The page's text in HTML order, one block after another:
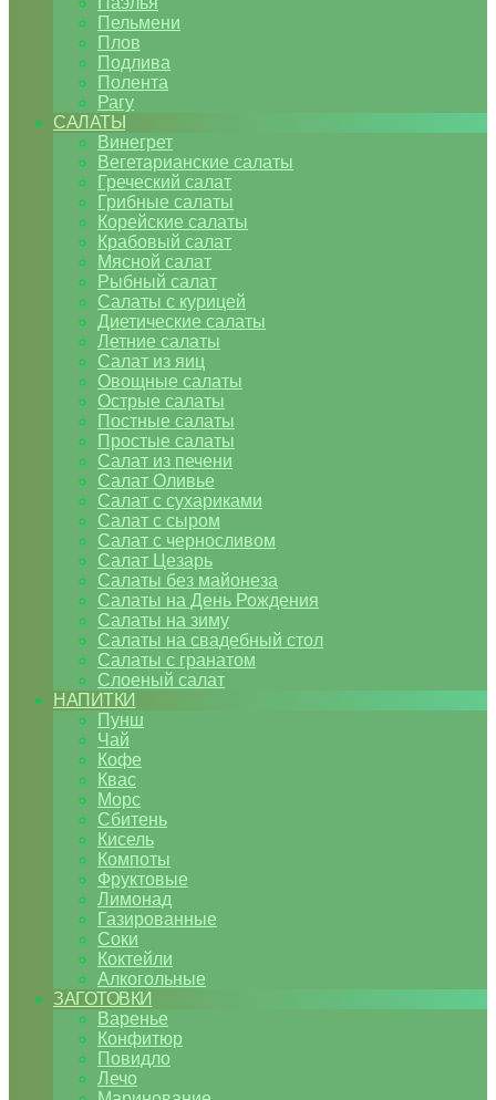
Пельмени
Плов
Подлива
Полента
Рагу
САЛАТЫ
Винегрет
Вегетарианские салаты
Греческий салат
Грибные салаты
Корейские салаты
Крабовый салат
Мясной салат
Рыбный салат
Салаты с курицей
Диетические салаты
Летние салаты
Салат из яиц
Овощные салаты
Острые салаты
Постные салаты
Простые салаты
Салат из печени
Салат Оливье
Салат с сухариками
Салат с сыром
Салат с черносливом
Салат Цезарь
Салаты без майонеза
Салаты на День Рождения
Салаты на зиму
Салаты на свадебный стол
Салаты с гранатом
Слоеный салат
НАПИТКИ
Пунш
Чай
Кофе
Квас
Морс
Сбитень
Кисель
Компоты
Фруктовые
Лимонад
Газированные
Соки
Коктейли
Алкогольные
ЗАГОТОВКИ
Варенье
Конфитюр
Повидло
Лечо